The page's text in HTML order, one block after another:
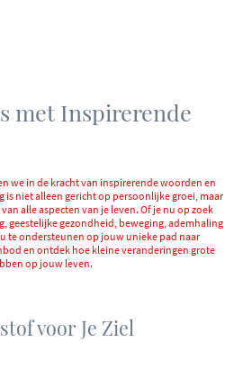
met Inspirerende
we in de kracht van inspirerende woorden en
is niet alleen gericht op persoonlijke groei, maar
alle aspecten van je leven. Of je nu op zoek
geestelijke gezondheid, beweging, ademhaling
te ondersteunen op jouw unieke pad naar
en ontdek hoe kleine veranderingen grote
op jouw leven.
voor Je Ziel